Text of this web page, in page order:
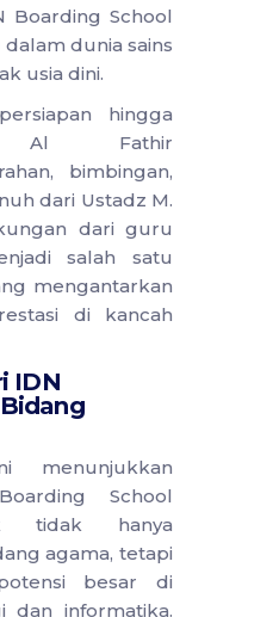
Boarding School
dunia sains
usia dini.
hingga
Al Fathir
bimbingan,
dari Ustadz M.
dari guru
salah satu
mengantarkan
di kancah
IDN
menunjukkan
School
tidak hanya
agama, tetapi
besar di
dan informatika.